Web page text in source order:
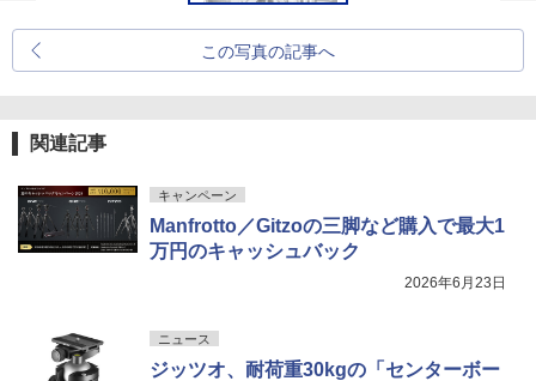
この写真の記事へ
関連記事
キャンペーン
Manfrotto／Gitzoの三脚など購入で最大1
万円のキャッシュバック
2026年6月23日
ニュース
ジッツオ、耐荷重30kgの「センターボー